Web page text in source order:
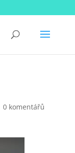
0 komentářů